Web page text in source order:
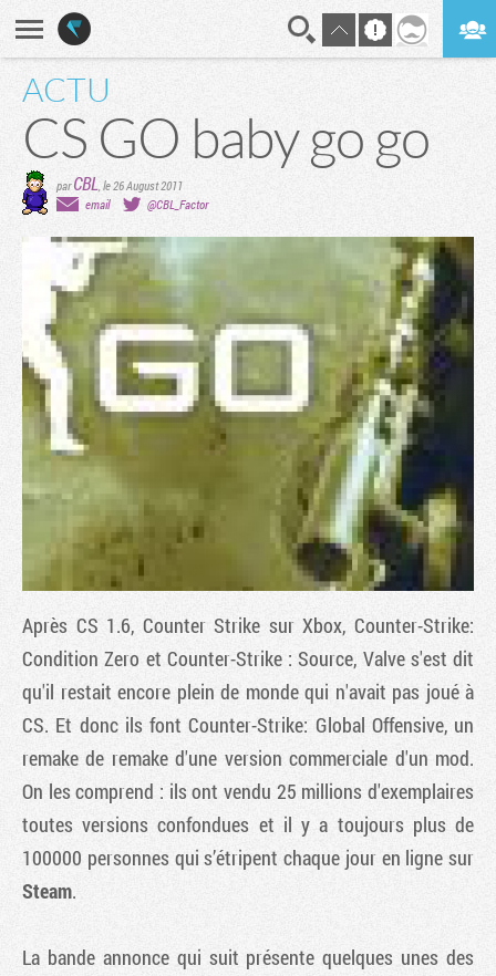
ACTU
CS GO baby go go
parCBL le 26 August 2011
email
@CBL_Factor
Après CS 1.6, Counter Strike sur Xbox,Counter-Strike:
Condition Zero et Counter-Strike : Source, Valve s'est dit
qu'il restait encore plein de monde qui n'avait pas joué à
CS. Et donc ils fontCounter-Strike: Global Offensive, un
remake de remake d'une version commerciale d'un mod.
On les comprend : ils ont vendu 25 millions d'exemplaires
toutes versions confondues et il y a toujours plus de
100000 personnes qui s’étripent chaque jour en ligne sur
Steam.
La bande annonce qui suit présente quelques unes des
Tribune